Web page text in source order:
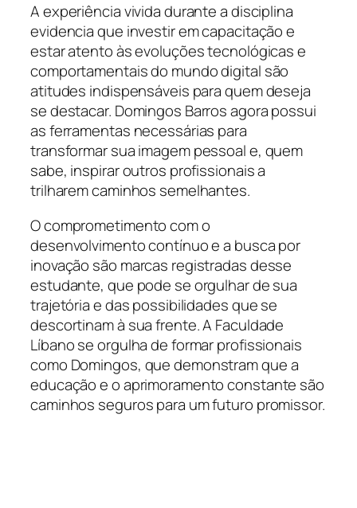
A experiência vivida durante a disciplina
evidencia que investir em capacitação e
estar atento às evoluções tecnológicas e
comportamentais do mundo digital são
atitudes indispensáveis para quem deseja
se destacar. Domingos Barros agora possui
as ferramentas necessárias para
transformar sua imagem pessoal e, quem
sabe, inspirar outros profissionais a
trilharem caminhos semelhantes.
O comprometimento com o
desenvolvimento contínuo e a busca por
inovação são marcas registradas desse
estudante, que pode se orgulhar de sua
trajetória e das possibilidades que se
descortinam à sua frente. A Faculdade
Líbano se orgulha de formar profissionais
como Domingos, que demonstram que a
educação e o aprimoramento constante são
caminhos seguros para um futuro promissor.